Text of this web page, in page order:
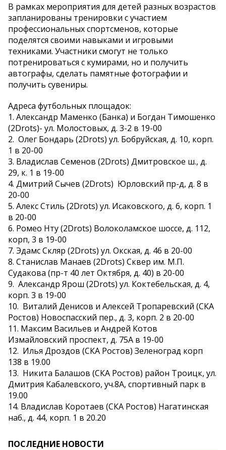
В рамках мероприятия для детей разных возрастов
запланированы тренировки с участием
профессиональных спортсменов, которые
поделятся своими навыками и игровыми
техниками. Участники смогут не только
потренироваться с кумирами, но и получить
автографы, сделать памятные фотографии и
получить сувениры.
Адреса футбольных площадок:
1. Александр Маменко (Банка) и Богдан Тимошенко
(2Drots)- ул. Молостовых, д. 3-2 в 19-00
2. Олег Бондарь (2Drots) ул. Бобруйская, д. 10, корп.
1 в 20-00
3. Владислав Семенов (2Drots) Дмитровское ш., д.
29, к. 1 в 19-00
4. Дмитрий Сычев (2Drots) Юрловский пр-д, д. 8 в
20-00
5. Алекс Стиль (2Drots) ул. Исаковского, д. 6, корп. 1
в 20-00
6. Ромео Нту (2Drots) Волоколамское шоссе, д. 112,
корп, 3 в 19-00
7. Эдамс Скляр (2Drots) ул. Окская, д. 46 в 20-00
8. Станислав Манаев (2Drots) Сквер им. М.П.
Судакова (пр-т 40 лет Октября, д. 40) в 20-00
9. Александр Ярош (2Drots) ул. Коктебельская, д. 4,
корп. 3 в 19-00
10. Виталий Денисов и Алексей Тропаревский (СКА
Ростов) Новоспасский пер., д. 3, корп. 2 в 20-00
11. Максим Васильев и Андрей Котов
Измайловский проспект, д. 75А в 19-00
12. Илья Дроздов (СКА Ростов) Зеленоград корп
138 в 19.00
13. Никита Балашов (СКА Ростов) район Троицк, ул.
Дмитрия Кабалевского, уч.8А, спортивный парк в
19.00
14. Владислав Коротаев (СКА Ростов) Нагатинская
наб., д. 44, корп. 1 в 20.20
ПОСЛЕДНИЕ НОВОСТИ